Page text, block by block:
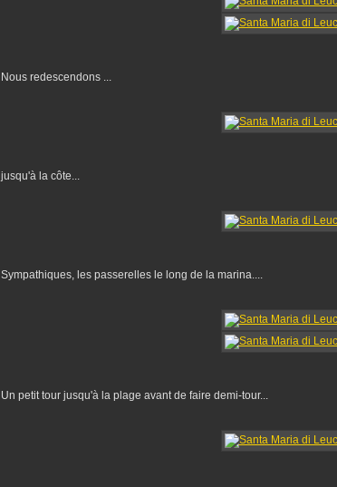
Nous redescendons ...
jusqu'à la côte...
Sympathiques, les passerelles le long de la marina....
Un petit tour jusqu'à la plage avant de faire demi-tour...